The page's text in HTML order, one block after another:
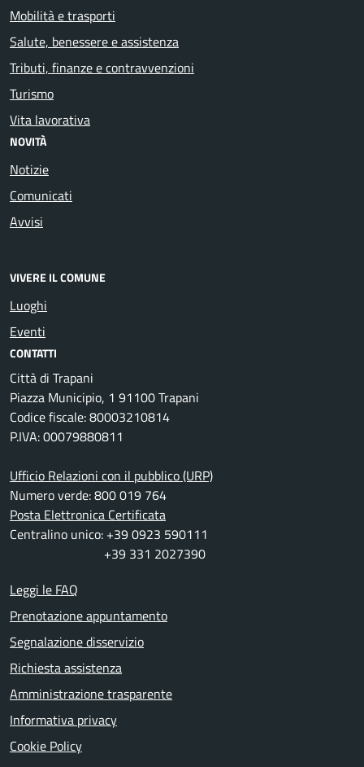
Mobilità e trasporti
Salute, benessere e assistenza
Tributi, finanze e contravvenzioni
Turismo
Vita lavorativa
NOVITÀ
Notizie
Comunicati
Avvisi
VIVERE IL COMUNE
Luoghi
Eventi
CONTATTI
Città di Trapani
Piazza Municipio, 1 91100 Trapani
Codice fiscale: 80003210814
P.IVA: 00079880811
Ufficio Relazioni con il pubblico (URP)
Numero verde: 800 019 764
Posta Elettronica Certificata
Centralino unico: +39 0923 590111
+39 331 2027390
Leggi le FAQ
Prenotazione appuntamento
Segnalazione disservizio
Richiesta assistenza
Amministrazione trasparente
Informativa privacy
Cookie Policy